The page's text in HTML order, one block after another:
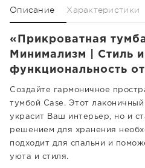
Описание Характеристики
«Прикроватная
Минимализм | Стиль и
функциональность
Создайте гармоничное
тумбой Case. Этот
украсит Ваш интерьер, но и
решением для хранения
подходит для спальни и
уюта и стиля.